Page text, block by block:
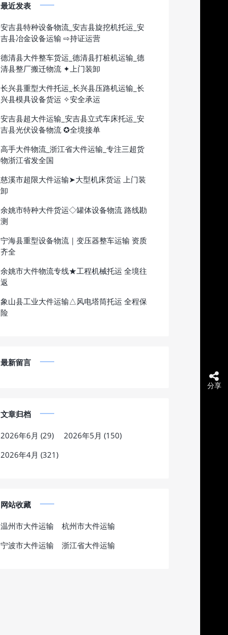
最近发表
安吉县特种设备物流_安吉县旋挖机托运_安
吉县冶金设备运输 ⇨持证运营
德清县大件整车货运_德清县打桩机运输_德
清县整厂搬迁物流 ✦上门装卸
长兴县重型大件托运_长兴县压路机运输_长
兴县模具设备货运 ✧安全承运
安吉县超大件运输_安吉县立式车床托运_安
吉县光伏设备物流 ✪全境接单
高手大件物流_浙江省大件运输_专注三超货
物浙江省发全国
慈溪市超限大件运输➤大型机床货运 上门装
卸
余姚市特种大件货运◇罐体设备物流 路线勘
测
宁海县重型设备物流｜变压器整车运输 资质
齐全
余姚市大件物流专线★工程机械托运 全境往
返
象山县工业大件运输△风电塔筒托运 全程保
险
最新留言
文章归档
2026年6月 (29)
2026年5月 (150)
2026年4月 (321)
网站收藏
温州市大件运输
杭州市大件运输
宁波市大件运输
浙江省大件运输
分享